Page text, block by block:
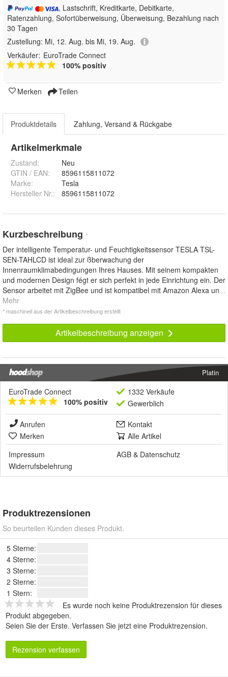
, Lastschrift, Kreditkarte, Debitkarte,
Ratenzahlung, Sofortüberweisung, Überweisung, Bezahlung nach
30 Tagen
Zustellung: Mi, 12. Aug. bis Mi, 19. Aug.
Verkäufer: EuroTrade Connect
100% positiv
Merken Teilen
Produktdetails Zahlung, Versand & Rückgabe
Artikelmerkmale
Zustand:
Neu
GTIN / EAN:
8596115811072
Marke:
Tesla
Hersteller Nr.:
8596115811072
Kurzbeschreibung *
Der intelligente Temperatur- und Feuchtigkeitssensor TESLA TSL-
SEN-TAHLCD ist ideal zur ßberwachung der
Innenraumklimabedingungen Ihres Hauses. Mit seinem kompakten
und modernen Design fégt er sich perfekt in jede Einrichtung ein. Der
Sensor arbeitet mit ZigBee und ist kompatibel mit Amazon Alexa un...
Mehr
* maschinell aus der Artikelbeschreibung erstellt
Artikelbeschreibung anzeigen
Platin
EuroTrade Connect
100% positiv
1332 Verkäufe
Gewerblich
Anrufen
Kontakt
Merken
Alle Artikel
Impressum
AGB & Datenschutz
Widerrufsbelehrung
Produktrezensionen
So beurteilen Kunden dieses Produkt.
5 Sterne:
4 Sterne:
3 Sterne:
2 Sterne:
1 Stern:
Es wurde noch keine Produktrezension für dieses
Produkt abgegeben.
Seien Sie der Erste. Verfassen Sie jetzt eine Produktrezension.
Rezension verfassen